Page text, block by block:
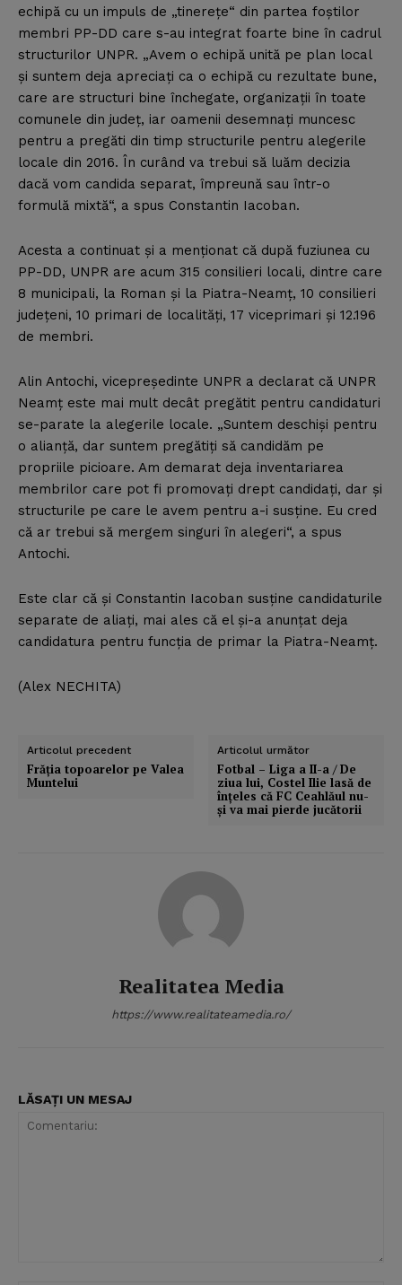
echipă cu un impuls de „tinereţe“ din partea foştilor
membri PP-DD care s-au integrat foarte bine în cadrul
structurilor UNPR. „Avem o echipă unită pe plan local
şi suntem deja apreciaţi ca o echipă cu rezultate bune,
care are structuri bine închegate, organizaţii în toate
comunele din judeţ, iar oamenii desemnaţi muncesc
pentru a pregăti din timp structurile pentru alegerile
locale din 2016. În curând va trebui să luăm decizia
dacă vom candida separat, împreună sau într-o
formulă mixtă“, a spus Constantin Iacoban.
Acesta a continuat şi a menţionat că după fuziunea cu
PP-DD, UNPR are acum 315 consilieri locali, dintre care
8 municipali, la Roman şi la Piatra-Neamţ, 10 consilieri
judeţeni, 10 primari de localităţi, 17 viceprimari şi 12.196
de membri.
Alin Antochi, vicepreşedinte UNPR a declarat că UNPR
Neamţ este mai mult decât pregătit pentru candidaturi
se-parate la alegerile locale. „Suntem deschişi pentru
o alianţă, dar suntem pregătiţi să candidăm pe
propriile picioare. Am demarat deja inventariarea
membrilor care pot fi promovaţi drept candidaţi, dar şi
structurile pe care le avem pentru a-i susţine. Eu cred
că ar trebui să mergem singuri în alegeri“, a spus
Antochi.
Este clar că şi Constantin Iacoban susţine candidaturile
separate de aliaţi, mai ales că el şi-a anunţat deja
candidatura pentru funcţia de primar la Piatra-Neamţ.
(Alex NECHITA)
Articolul precedent
Frăţia topoarelor pe Valea
Muntelui
Articolul următor
Fotbal – Liga a II-a / De
ziua lui, Costel Ilie lasă de
înţeles că FC Ceahlăul nu-
şi va mai pierde jucătorii
Realitatea Media
https://www.realitateamedia.ro/
LĂSAȚI UN MESAJ